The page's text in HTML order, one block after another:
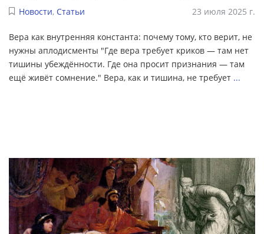
Новости, Статьи 23 июля 2025 г.
Вера как внутренняя константа: почему тому, кто верит, не
нужны аплодисменты "Где вера требует криков — там нет
тишины убеждённости. Где она просит признания — там
ещё живёт сомнение." Вера, как и тишина, не требует ...